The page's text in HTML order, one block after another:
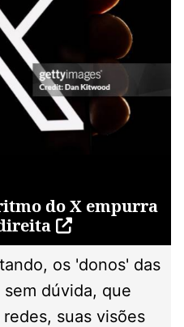
do X empurra
os 'donos' das
sem dúvida, que
suas visões